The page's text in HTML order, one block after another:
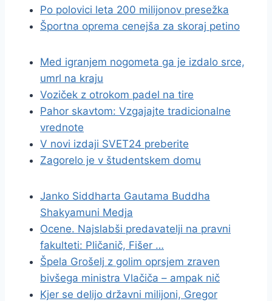
Po polovici leta 200 milijonov presežka
Športna oprema cenejša za skoraj petino
Med igranjem nogometa ga je izdalo srce,
umrl na kraju
Voziček z otrokom padel na tire
Pahor skavtom: Vzgajajte tradicionalne
vrednote
V novi izdaji SVET24 preberite
Zagorelo je v študentskem domu
Janko Siddharta Gautama Buddha
Shakyamuni Medja
Ocene. Najslabši predavatelji na pravni
fakulteti: Pličanič, Fišer …
Špela Grošelj z golim oprsjem zraven
bivšega ministra Vlačiča – ampak nič
Kjer se delijo državni milijoni, Gregor